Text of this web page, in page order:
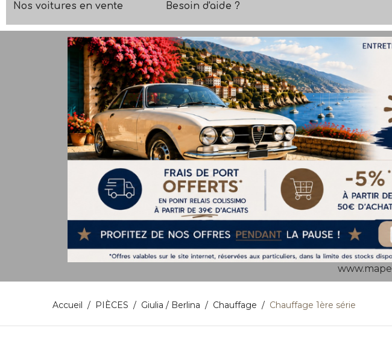
Nos voitures en vente Besoin d'aide ?
Accueil PIÈCES Giulia / Berlina Chauffage Chauffage 1ère série